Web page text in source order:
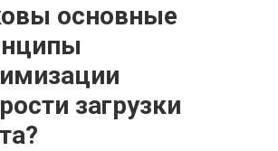
основные
загрузки